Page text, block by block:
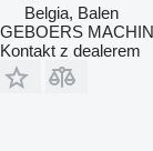
Belgia, Balen
GEBOERS
Kontakt z dealerem